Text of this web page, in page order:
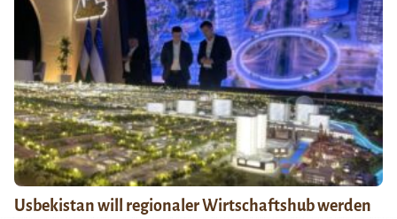
Usbekistan will regionaler Wirtschaftshub werden